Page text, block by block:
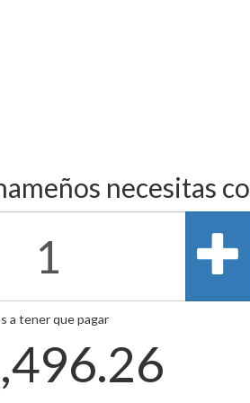
necesitas
a tener que pagar